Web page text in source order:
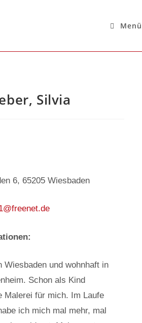
Menü
Silvia
6, 65205 Wiesbaden
Wiesbaden und wohnhaft in
Schon als Kind
Malerei für mich. Im Laufe
ich mich mal mehr, mal